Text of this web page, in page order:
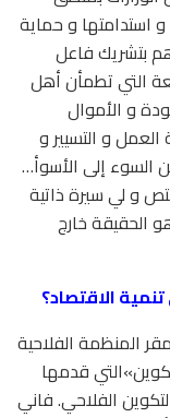
و استدامتها و حماية
بتشريك فاعل
التي تطمأن أهل
و الأموال
و التسيير و
السوء إلى الأسوأ…
مختص و لي سيرة ذاتية
الحقيقة خارج
الاقتصاد؟
انعقاد اجتماع يوم 29 جوان 2015 بمقر المنظمة الفلاحية
قدمها
الفلاحي. فاني